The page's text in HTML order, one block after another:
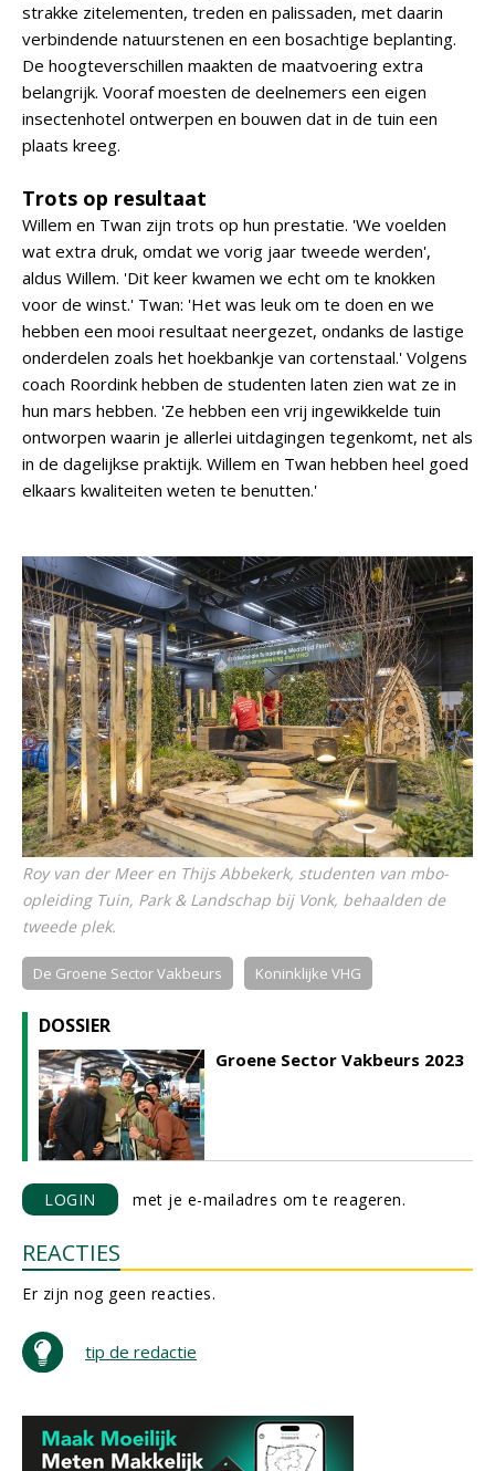
strakke zitelementen, treden en palissaden, met daarin
verbindende natuurstenen en een bosachtige beplanting.
De hoogteverschillen maakten de maatvoering extra
belangrijk. Vooraf moesten de deelnemers een eigen
insectenhotel ontwerpen en bouwen dat in de tuin een
plaats kreeg.
Trots op resultaat
Willem en Twan zijn trots op hun prestatie. 'We voelden
wat extra druk, omdat we vorig jaar tweede werden',
aldus Willem. 'Dit keer kwamen we echt om te knokken
voor de winst.' Twan: 'Het was leuk om te doen en we
hebben een mooi resultaat neergezet, ondanks de lastige
onderdelen zoals het hoekbankje van cortenstaal.' Volgens
coach Roordink hebben de studenten laten zien wat ze in
hun mars hebben. 'Ze hebben een vrij ingewikkelde tuin
ontworpen waarin je allerlei uitdagingen tegenkomt, net als
in de dagelijkse praktijk. Willem en Twan hebben heel goed
elkaars kwaliteiten weten te benutten.'
Roy van der Meer en Thijs Abbekerk, studenten van mbo-
opleiding Tuin, Park & Landschap bij Vonk, behaalden de
tweede plek.
De Groene Sector Vakbeurs Koninklijke VHG
DOSSIER
Groene Sector Vakbeurs 2023
LOGIN met je e-mailadres om te reageren.
REACTIES
Er zijn nog geen reacties.
tip de redactie